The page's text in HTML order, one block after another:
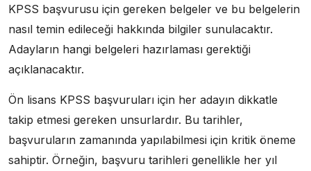
KPSS başvurusu için gereken belgeler ve bu belgelerin
nasıl temin edileceği hakkında bilgiler sunulacaktır.
Adayların hangi belgeleri hazırlaması gerektiği
açıklanacaktır.
Ön lisans KPSS başvuruları için her adayın dikkatle
takip etmesi gereken unsurlardır. Bu tarihler,
başvuruların zamanında yapılabilmesi için kritik öneme
sahiptir. Örneğin, başvuru tarihleri genellikle her yıl